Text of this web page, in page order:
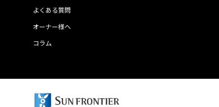
よくある質問
オーナー様へ
コラム